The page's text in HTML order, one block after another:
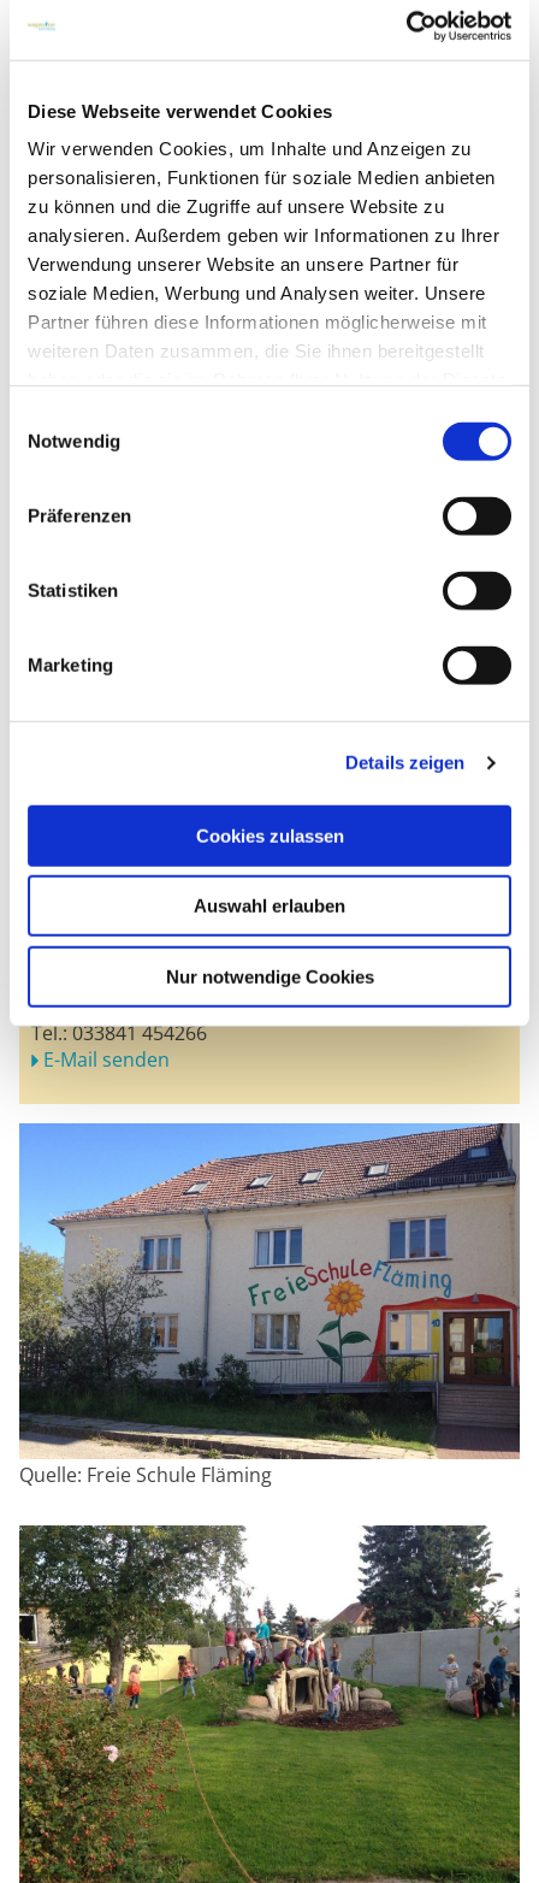
Diese Webseite verwendet Cookies
Wir verwenden Cookies, um Inhalte und Anzeigen zu
personalisieren, Funktionen für soziale Medien anbieten
zu können und die Zugriffe auf unsere Website zu
analysieren. Außerdem geben wir Informationen zu Ihrer
Verwendung unserer Website an unsere Partner für
soziale Medien, Werbung und Analysen weiter. Unsere
Partner führen diese Informationen möglicherweise mit
weiteren Daten zusammen, die Sie ihnen bereitgestellt
Notwendig
Präferenzen
Statistiken
Marketing
Details zeigen
Cookies zulassen
Auswahl erlauben
Nur notwendige Cookies
gibt es die Möglichkeiten zum Fahren mit
Außenwerkstatt und einen überdachten Raum zum
Toben sowie Räume für Mädchen und für Jungen. Es
gibt auch einen Schulgarten.
Zur Routenplanung
Freie Schule Fläming Bad Belzig
Schule nach Maria Montessori
Ernst-Thälmann-Str. 10
Zur Webseite
Herr Niels Clausen
Tel.:033841 454266
E-Mail senden
Quelle: Freie Schule Fläming